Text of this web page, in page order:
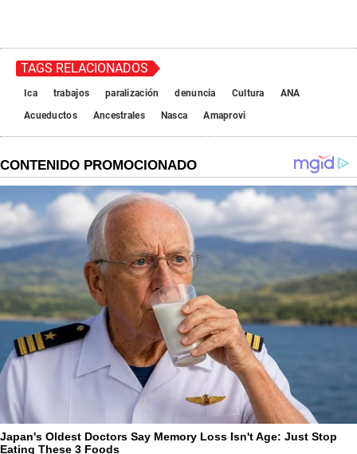
TAGS RELACIONADOS
Ica trabajos paralización denuncia Cultura
ANA
Acueductos
Ancestrales Nasca Amaprovi